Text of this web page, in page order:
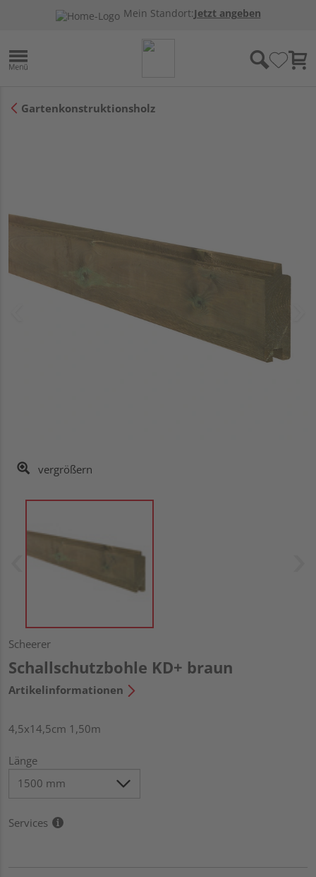
Mein Standort:Jetzt angeben
Gartenkonstruktionsholz
vergrößern
Scheerer
Schallschutzbohle KD+ braun
Artikelinformationen
4,5x14,5cm 1,50m
Länge
Services